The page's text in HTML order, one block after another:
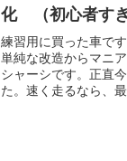
化 （初心者すぎ
練習用に買った車で
単純な改造からマニ
シャーシです。正直
た。速く走るなら、